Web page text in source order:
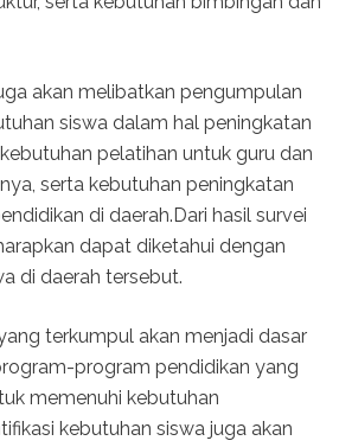
akan melibatkan pengumpulan
siswa dalam hal peningkatan
pelatihan untuk guru dan
serta kebutuhan peningkatan
di daerah.Dari hasil survei
dapat diketahui dengan
di daerah tersebut.
terkumpul akan menjadi dasar
program pendidikan yang
memenuhi kebutuhan
kebutuhan siswa juga akan